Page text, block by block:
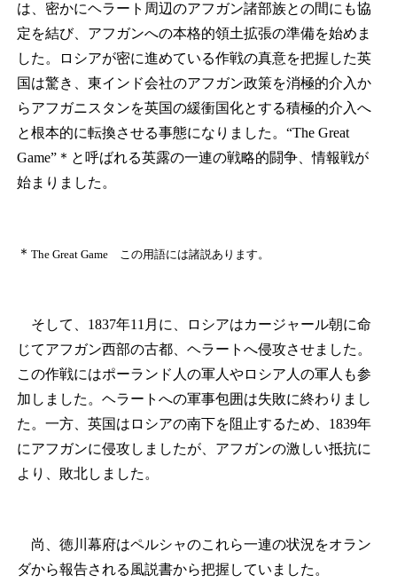
は、密かにヘラート周辺のアフガン諸部族との間にも協
定を結び、アフガンへの本格的領土拡張の準備を始めま
した。ロシアが密に進めている作戦の真意を把握した英
国は驚き、東インド会社のアフガン政策を消極的介入か
らアフガニスタンを英国の緩衝国化とする積極的介入へ
と根本的に転換させる事態になりました。“The Great
Game”＊ と呼ばれる英露の一連の戦略的闘争、情報戦が
始まりました。
＊ The Great Game この用語には諸説あります。
そして、1837年11月に、ロシアはカージャール朝に命
じてアフガン西部の古都、ヘラートへ侵攻させました。
この作戦にはポーランド人の軍人やロシア人の軍人も参
加しました。ヘラートへの軍事包囲は失敗に終わりまし
た。一方、英国はロシアの南下を阻止するため、1839年
にアフガンに侵攻しましたが、アフガンの激しい抵抗に
より、敗北しました。
尚、徳川幕府はペルシャのこれら一連の状況をオラン
ダから報告される風説書から把握していました。